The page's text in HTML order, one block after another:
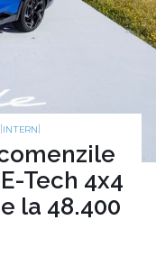
INTERN
Tech 4x4
la 48.400